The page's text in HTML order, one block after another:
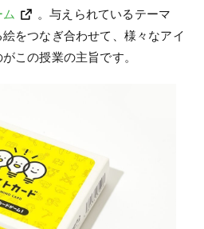
。与えられているテーマ
をつなぎ合わせて、様々なアイ
この授業の主旨です。